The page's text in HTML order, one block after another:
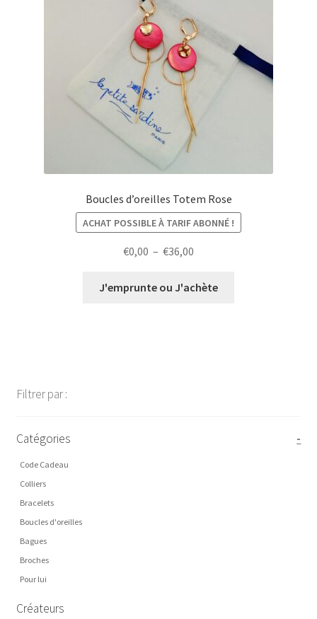
Boucles d’oreilles Totem Rose
ACHAT POSSIBLE À TARIF ABONNÉ !
€0,00 – €36,00
prix :
J'emprunte ou J'achète
Filtrer par :
Catégories -
Code Cadeau
Colliers
Bracelets
Boucles d'oreilles
Bagues
Broches
Pour lui
Créateurs